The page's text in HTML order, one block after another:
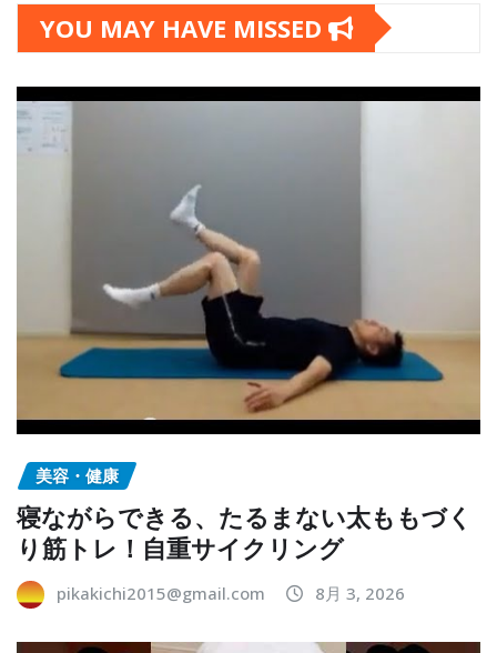
YOU MAY HAVE MISSED
美容・健康
寝ながらできる、たるまない太ももづく
り筋トレ！自重サイクリング
pikakichi2015@gmail.com 8月 3, 2026